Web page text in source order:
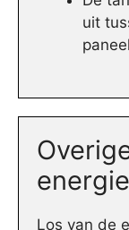
uit
Los van de